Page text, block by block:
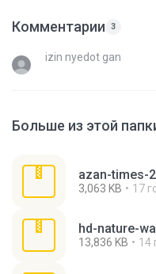
Комментарии 3
izin nyedot gan
Больше из этой
azan-times-
3,063 KB 17
hd-nature-
13,836 KB 14